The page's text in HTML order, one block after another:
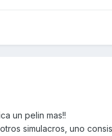
un pelin mas!!
simulacros, uno